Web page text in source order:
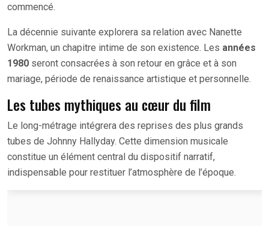
commencé.
La décennie suivante explorera sa relation avec Nanette
Workman, un chapitre intime de son existence. Les années
1980 seront consacrées à son retour en grâce et à son
mariage, période de renaissance artistique et personnelle.
Les tubes mythiques au cœur du film
Le long-métrage intégrera des reprises des plus grands
tubes de Johnny Hallyday. Cette dimension musicale
constitue un élément central du dispositif narratif,
indispensable pour restituer l’atmosphère de l’époque.